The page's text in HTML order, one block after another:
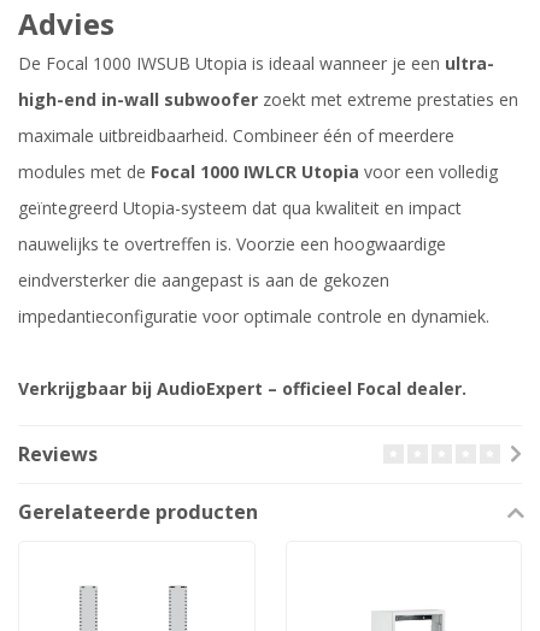
Advies
De Focal 1000 IWSUB Utopia is ideaal wanneer je een ultra-
high-end in-wall subwoofer zoekt met extreme prestaties en
maximale uitbreidbaarheid. Combineer één of meerdere
modules met de Focal 1000 IWLCR Utopia voor een volledig
geïntegreerd Utopia-systeem dat qua kwaliteit en impact
nauwelijks te overtreffen is. Voorzie een hoogwaardige
eindversterker die aangepast is aan de gekozen
impedantieconfiguratie voor optimale controle en dynamiek.
Verkrijgbaar bij AudioExpert – officieel Focal dealer.
Reviews
Gerelateerde producten